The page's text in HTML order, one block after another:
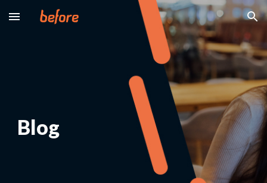
Skip to main content Skip to navigation
Blog